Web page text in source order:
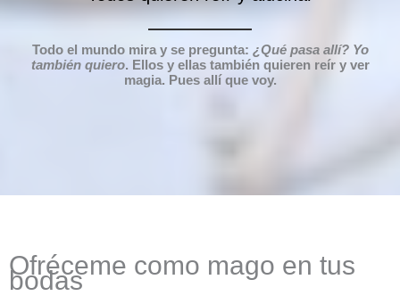
Todo el mundo mira y se pregunta: ¿Qué pasa allí? Yo
también quiero. Ellos y ellas también quieren reír y ver
magia. Pues allí que voy.
Ofréceme como mago en tus
bodas